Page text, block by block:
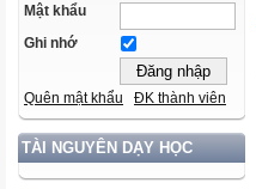
Mật khẩu
Ghi nhớ
Quên mật khẩu ĐK thành viên
TÀI NGUYÊN DẠY HỌC